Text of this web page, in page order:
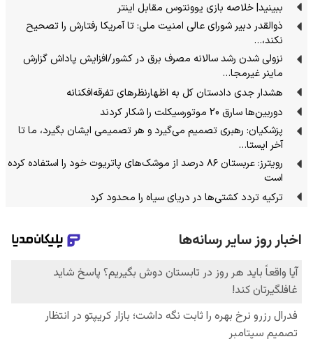
ببینید| خلاصه بازی یوونتوس مقابل اینتر
ذوالقدر دبیر شورای عالی امنیت ملی: تا آمریکا رفتارش را تصحیح
نکند،…
نزولی شدن رشد سالانه مصرف برق در کشور/افزایش پاداش گزارش
ماینر غیرمجا…
هشدار جدی دادستان کل به اظهارنظرهای تفرقه‌افکنانه
دوربین‌ها سارق 20 موتورسیکلت را شکار کردند
پزشکیان: رهبری تصمیم می‌گیرد و هر تصمیمی ایشان بگیرد، ما تا
آخر ایستا…
رویترز: عربستان ۸۶ درصد از موشک‌های پاتریوت خود را استفاده کرده
است
ترکیه تردد کشتی‌ها در دریای سیاه را محدود کرد